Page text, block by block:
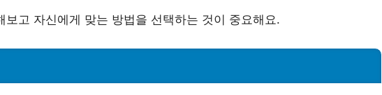
보고 자신에게 맞는 방법을 선택하는 것이 중요해요.